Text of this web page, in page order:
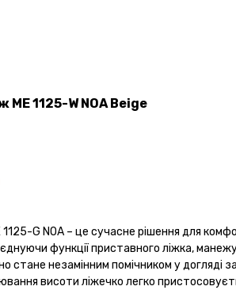
1125-W NOA Beige
G NOA – це сучасне рішення для
функції приставного ліжка,
стане незамінним помічником у догляді
висоти ліжечко легко